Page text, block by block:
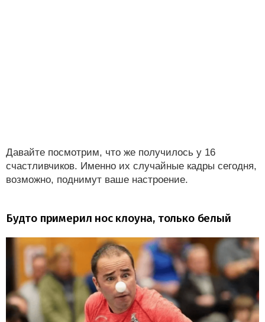
Давайте посмотрим, что же получилось у 16
счастливчиков. Именно их случайные кадры сегодня,
возможно, поднимут ваше настроение.
Будто примерил нос клоуна, только белый